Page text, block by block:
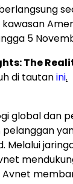
5
The
di tautanini.
global dan
Melalui
Avnet